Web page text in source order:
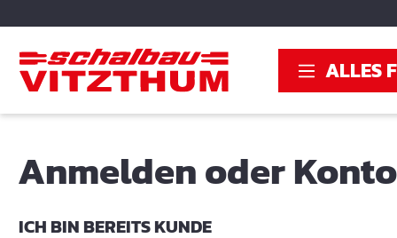
ALLES
Anmelden oder
ICH BIN BEREITS KUNDE